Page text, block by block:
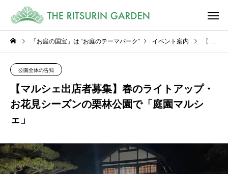
「お庭の国宝」は “お庭のテーマパーク” イベント案内 【マルシェ出店者募集】春のライトアップ・お花見シーズンの栗林公園で「庭園マルシェ」
公園全体の告知
【マルシェ出店者募集】春のライトアップ・
お花見シーズンの栗林公園で「庭園マルシ
ェ」